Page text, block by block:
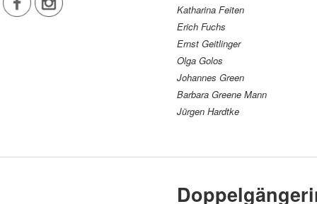
Katharina Feiten
Erich Fuchs
Ernst Geitlinger
Olga Golos
Johannes Green
Barbara Greene Mann
Jürgen Hardtke